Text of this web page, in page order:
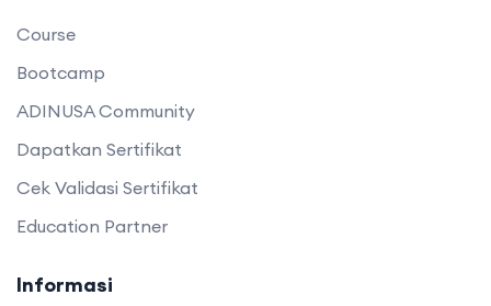
Course
Bootcamp
ADINUSA Community
Dapatkan Sertifikat
Cek Validasi Sertifikat
Education Partner
Informasi